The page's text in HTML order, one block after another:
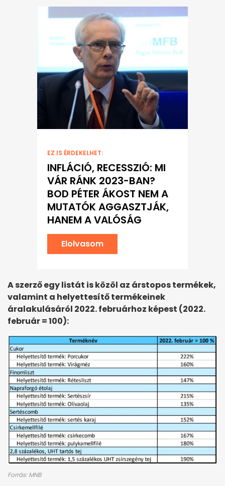
EZ IS ÉRDEKELHET:
INFLÁCIÓ, RECESSZIÓ: MI
VÁR RÁNK 2023-BAN?
BOD PÉTER ÁKOST NEM A
MUTATÓK AGGASZTJÁK,
HANEM A VALÓSÁG
Elolvasom
A szerző egy listát is közöl az árstopos termékek,
valamint a helyettesítő termékeinek
áralakulásáról 2022. februárhoz képest (2022.
február = 100):
Forrás: MNB